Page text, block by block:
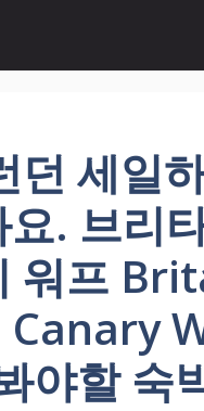
던 세일
. 브리
워프
야할 숙